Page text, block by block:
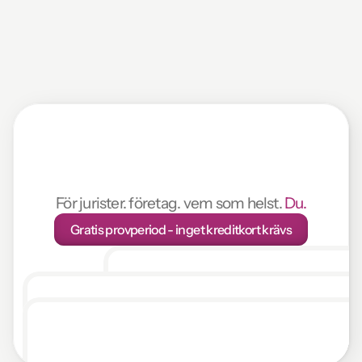
För jurister. företag. vem som helst. Du.
Gratis provperiod - inget kreditkort krävs